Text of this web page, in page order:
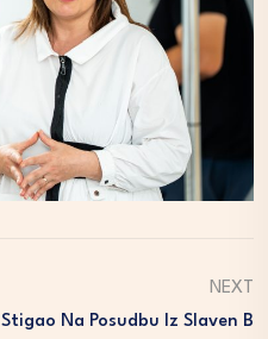
NEXT
Stigao Na Posudbu Iz Slaven B